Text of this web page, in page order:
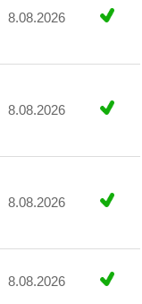
8.08.2026
8.08.2026
8.08.2026
8.08.2026